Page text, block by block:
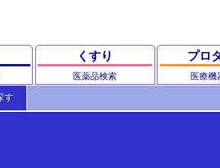
くすり
医薬品検索
プロ
医療機
す